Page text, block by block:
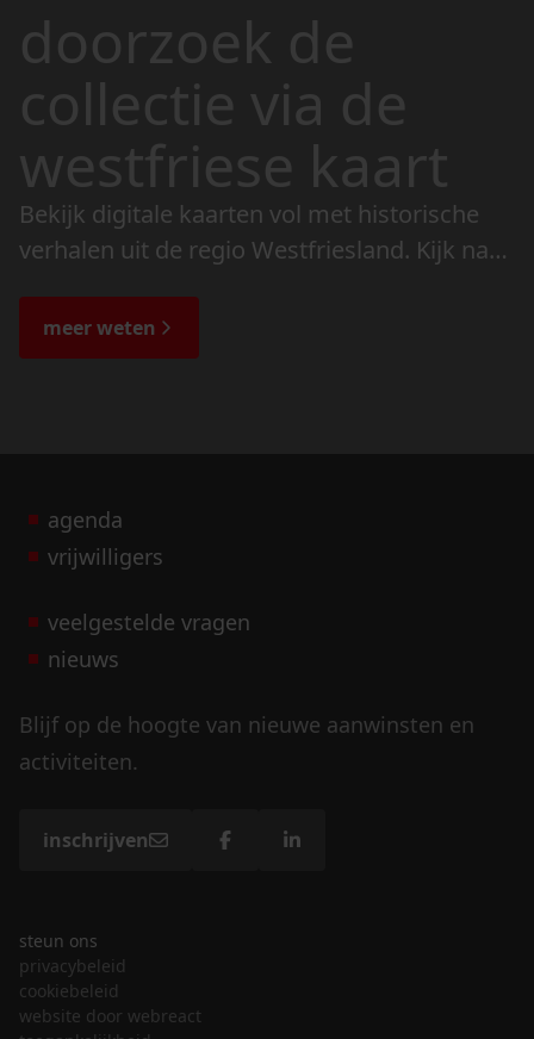
doorzoek de
collectie via de
westfriese kaart
Bekijk digitale kaarten vol met historische
verhalen uit de regio Westfriesland. Kijk naar
de bijzondere verhalen.
meer weten
agenda
vrijwilligers
veelgestelde vragen
nieuws
Blijf op de hoogte van nieuwe aanwinsten en
activiteiten.
inschrijven
steun ons
privacybeleid
cookiebeleid
website door webreact